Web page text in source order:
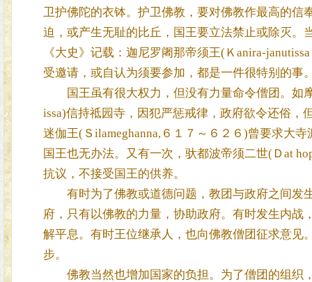
卫护佛陀的衣钵。护卫佛教，要对佛教作最高的信
迫，或产生无耻的比丘，国王要立法禁止或除灭。
《大史》记载：迦尼罗阇那帝须王(Ｋanira-
受邀请，或自认为须要参加，都是一件很特别的事
国王虽有很大权力，但没有力量命令僧团。如摩
issa)信持祗园寺，因犯严惩戒律，政府欲令还俗
迷伽王(Ｓilameghanna,６１７～６２６)曾要求大
国王也无办法。又有一次，驮都波帝须二世(Ｄat
抗议，不接受国王的供养。
有时为了佛教或道德问题，教团与政府之间发
府，只有以佛教的力量，协助政府。有时发生内
解平息。有时王位继承人，也向佛教僧团征求意见
步。
佛教当然也增加国家的负担。为了僧团的组织